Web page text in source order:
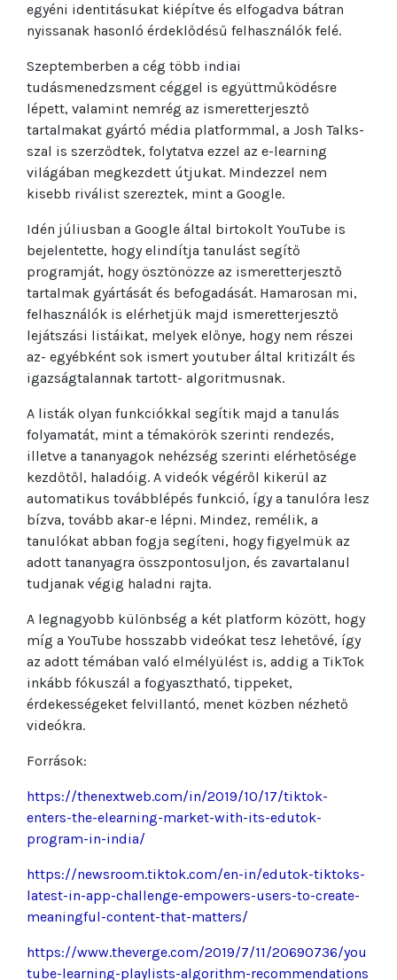
egyéni identitásukat kiépítve és elfogadva bátran
nyissanak hasonló érdeklődésű felhasználók felé.
Szeptemberben a cég több indiai
tudásmenedzsment céggel is együttműködésre
lépett, valamint nemrég az ismeretterjesztő
tartalmakat gyártó média platformmal, a Josh Talks-
szal is szerződtek, folytatva ezzel az e-learning
világában megkezdett útjukat. Mindezzel nem
kisebb riválist szereztek, mint a Google.
Idén júliusban a Google által birtokolt YouTube is
bejelentette, hogy elindítja tanulást segítő
programját, hogy ösztönözze az ismeretterjesztő
tartalmak gyártását és befogadását. Hamarosan mi,
felhasználók is elérhetjük majd ismeretterjesztő
lejátszási listáikat, melyek előnye, hogy nem részei
az- egyébként sok ismert youtuber által kritizált és
igazságtalannak tartott- algoritmusnak.
A listák olyan funkciókkal segítik majd a tanulás
folyamatát, mint a témakörök szerinti rendezés,
illetve a tananyagok nehézség szerinti elérhetősége
kezdőtől, haladóig. A videók végéről kikerül az
automatikus továbblépés funkció, így a tanulóra lesz
bízva, tovább akar-e lépni. Mindez, remélik, a
tanulókat abban fogja segíteni, hogy figyelmük az
adott tananyagra összpontosuljon, és zavartalanul
tudjanak végig haladni rajta.
A legnagyobb különbség a két platform között, hogy
míg a YouTube hosszabb videókat tesz lehetővé, így
az adott témában való elmélyülést is, addig a TikTok
inkább fókuszál a fogyasztható, tippeket,
érdekességeket felvillantó, menet közben nézhető
videókra.
Források:
https://thenextweb.com/in/2019/10/17/tiktok-
enters-the-elearning-market-with-its-edutok-
program-in-india/
https://newsroom.tiktok.com/en-in/edutok-tiktoks-
latest-in-app-challenge-empowers-users-to-create-
meaningful-content-that-matters/
https://www.theverge.com/2019/7/11/20690736/you
tube-learning-playlists-algorithm-recommendations